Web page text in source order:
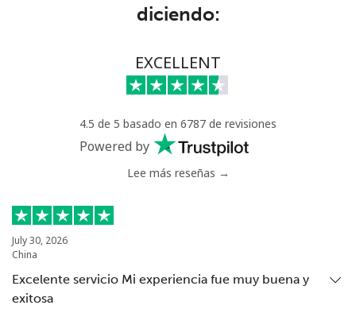
⁦$10⁩
37 min por
⁦$10⁩
⁦$10⁩
Us Virgin Islands
All country ⁦17.9¢⁩
diciendo:
EXCELLENT
4.5 de 5 basado en 6787 de revisiones
Powered by
Lee más reseñas →
July 30, 2026
China
Excelente servicio Mi experiencia fue muy buena y
exitosa